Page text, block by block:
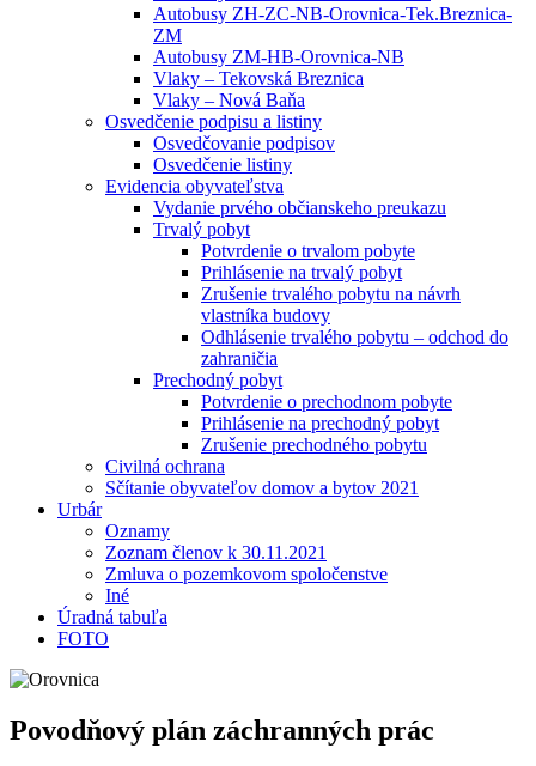
Autobusy ZH-ZC-NB-Orovnica-Tek.Breznica-
ZM
Autobusy ZM-HB-Orovnica-NB
Vlaky – Tekovská Breznica
Vlaky – Nová Baňa
Osvedčenie podpisu a listiny
Osvedčovanie podpisov
Osvedčenie listiny
Evidencia obyvateľstva
Vydanie prvého občianskeho preukazu
Trvalý pobyt
Potvrdenie o trvalom pobyte
Prihlásenie na trvalý pobyt
Zrušenie trvalého pobytu na návrh
vlastníka budovy
Odhlásenie trvalého pobytu – odchod do
zahraničia
Prechodný pobyt
Potvrdenie o prechodnom pobyte
Prihlásenie na prechodný pobyt
Zrušenie prechodného pobytu
Civilná ochrana
Sčítanie obyvateľov domov a bytov 2021
Urbár
Oznamy
Zoznam členov k 30.11.2021
Zmluva o pozemkovom spoločenstve
Iné
Úradná tabuľa
FOTO
Povodňový plán záchranných prác